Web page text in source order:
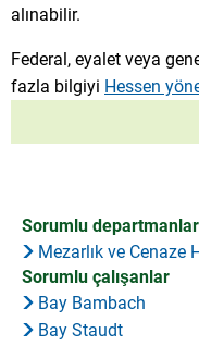
alınabilir.
Federal, eyalet veya
fazla bilgiyi Hessen
Sorumlu departmanlar
Mezarlık ve Cenaze
Sorumlu çalışanlar
Bay Bambach
Bay Staudt